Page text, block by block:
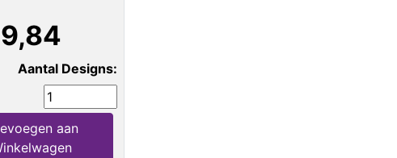
Aantal Designs:
aan